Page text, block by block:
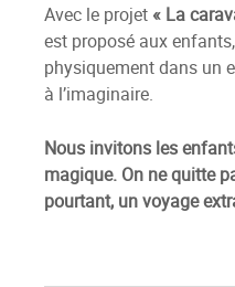
Avec le projet « La
est proposé aux
physiquement dans un
à l’imaginaire.
Nous invitons les
magique. On ne quitte
pourtant, un voyage